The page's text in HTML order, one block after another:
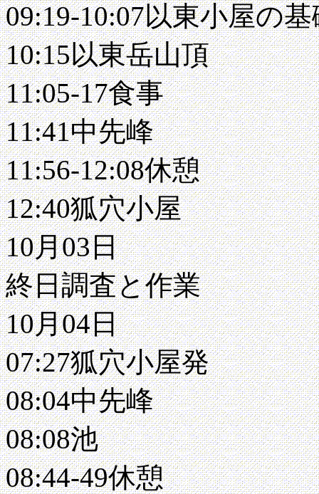
09:19-10:07以東小屋の基
10:15以東岳山頂
11:05-17食事
11:41中先峰
11:56-12:08休憩
12:40狐穴小屋
10月03日
終日調査と作業
10月04日
07:27狐穴小屋発
08:04中先峰
08:08池
08:44-49休憩